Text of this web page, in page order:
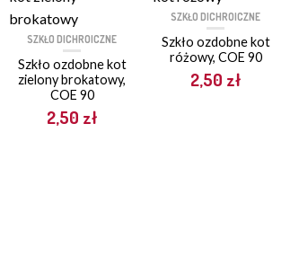
SZKŁO DICHROICZNE
Szkło ozdobne kot
zielony brokatowy,
COE 90
2,50 zł
SZKŁO DICHROICZNE
Szkło ozdobne kot
różowy, COE 90
2,50 zł